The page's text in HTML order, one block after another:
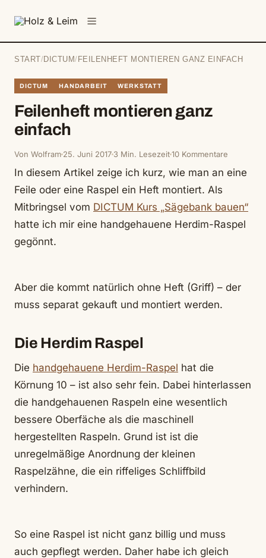
START / DICTUM/ FEILENHEFT MONTIEREN GANZ EINFACH
DICTUM HANDARBEIT WERKSTATT
Feilenheft montieren ganz
einfach
Von Wolfram 25. Juni 2017 3 Min. Lesezeit10 Kommentare
In diesem Artikel zeige ich kurz, wie man an eine
Feile oder eine Raspel ein Heft montiert. Als
Mitbringsel vom DICTUM Kurs „Sägebank bauen“
hatte ich mir eine handgehauene Herdim-Raspel
gegönnt.
Aber die kommt natürlich ohne Heft (Griff) – der
muss separat gekauft und montiert werden.
Die Herdim Raspel
Die handgehauene Herdim-Raspel hat die
Körnung 10 – ist also sehr fein. Dabei hinterlassen
die handgehauenen Raspeln eine wesentlich
bessere Oberfäche als die maschinell
hergestellten Raspeln. Grund ist ist die
unregelmäßige Anordnung der kleinen
Raspelzähne, die ein riffeliges Schliffbild
verhindern.
So eine Raspel ist nicht ganz billig und muss
auch gepflegt werden. Daher habe ich gleich